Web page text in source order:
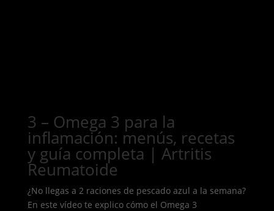
3 – Omega 3 para la
inflamación: menús, recetas
y guía completa | Artritis
Reumatoide
¿No llegas a 2 raciones de pescado azul a la semana?
En este vídeo te explico cómo el Omega 3